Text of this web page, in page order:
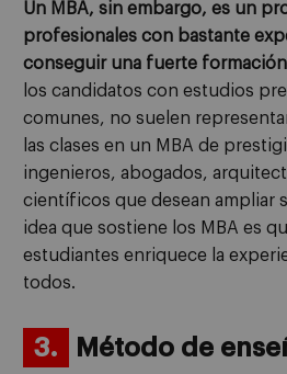
Un MBA, sin embargo, es un
profesionales con bastante
conseguir una fuerte
los candidatos con estudios
comunes, no suelen
las clases en un MBA de
ingenieros, abogados,
científicos que desean ampliar
idea que sostiene los MBA es
estudiantes enriquece la
todos.
3.
Método de